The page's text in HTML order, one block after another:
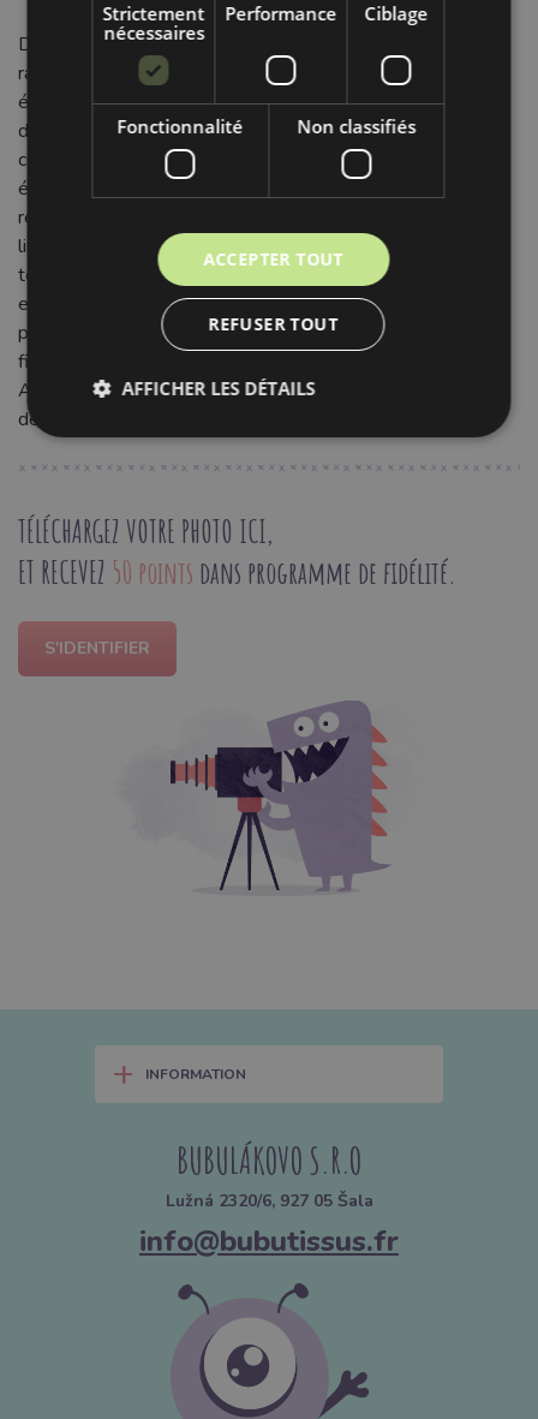
Découvrez le Biais élastique mat de 20 mm, dans un
ravissant coloris abricot pâle. Idéal pour des finitions
élégantes et confortables, il apporte une touche douce et
discrète à toutes vos créations grâce à sa texture mate. Sa
composition de 95% Polyamide et 5% Lycra assure une
élasticité parfaite, une excellente tenue et une grande
résistance à l'usure. Ce biais uni est le choix idéal pour la
lingerie, les maillots de bain, les vêtements de sport ou les
tenues d'enfants, où souplesse et durabilité sont
essentielles. Facile à coudre, il conserve sa forme et ses
propriétés élastiques lavage après lavage, garantissant un
fini professionnel et un confort optimal au fil du temps.
Apportez une finition impeccable et une touche de couleur
délicate à tous vos projets de couture.
TÉLÉCHARGEZ VOTRE PHOTO ICI,
ET RECEVEZ 50 points dans programme de fidélité.
S'IDENTIFIER
+ INFORMATION
BUBULÁKOVO S.R.O
Lužná 2320/6, 927 05 Šala
info@bubutissus.fr
Strictement
nécessaires
Performance Ciblage
Fonctionnalité Non classifiés
ACCEPTER TOUT
REFUSER TOUT
AFFICHER LES DÉTAILS